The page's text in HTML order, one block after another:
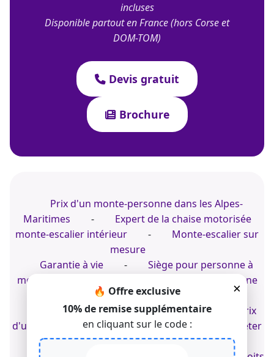
incluses
Disponible partout en France (hors Corse et
DOM-TOM)
Devis gratuit
Brochure
×
🔥 Offre exclusive
10% de remise supplémentaire
en cliquant sur le code :
Prix d'un monte-personne dans les Alpes-
Maritimes
-
Expert de la chaise motorisée
monte-escalier intérieur
-
Monte-escalier sur
mesure
Garantie à vie
-
Siège pour personne à
mobilité réduite
Prix d'un monte-personne
électrique à Nice
Monte-personne dans le Calvados
Prix
d'un monte-escalier intérieur à Paris
Acheter
un monte-escalier droit